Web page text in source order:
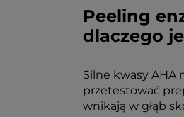
Peeling
dlaczego
Silne kwasy AHA
przetestować
wnikają w głąb